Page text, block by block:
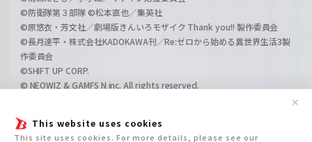
This website uses cookies
This site uses cookies. For more details, please see our
✕
©防衛隊第３部隊 ©松本直也／集英社
©原悠衣・芳文社／劇場版きんいろモザイク Thank you!! 製作委員会
©長月達平・株式会社KADOKAWA刊／Re:ゼロから始める異世界生活3製
作委員会
©SHIFT UP CORP.
© NEOWIZ & GAMFS N inc. All rights reserved.
©GIRLS und PANZER Film Projekt